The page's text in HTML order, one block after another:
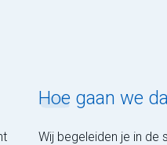
Hoe gaan we
Wij begeleiden je in